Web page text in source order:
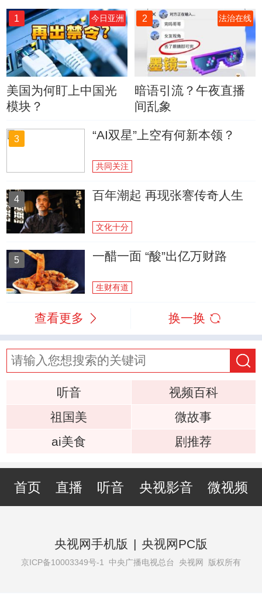
1 今日亚洲
美国为何盯上中国光
模块？
2 法治在线
暗语引流？午夜直播
间乱象
3 “AI双星”上空有何新本领？
共同关注
4 百年潮起 再现张謇传奇人生
文化十分
5 一醋一面 “酸”出亿万财路
生财有道
查看更多 换一换
听音
视频百科
祖国美
微故事
ai美食
剧推荐
首页 直播 听音 央视影音 微视频
央视网手机版 | 央视网PC版
京ICP备10003349号-1 中央广播电视总台 央视网 版权所有